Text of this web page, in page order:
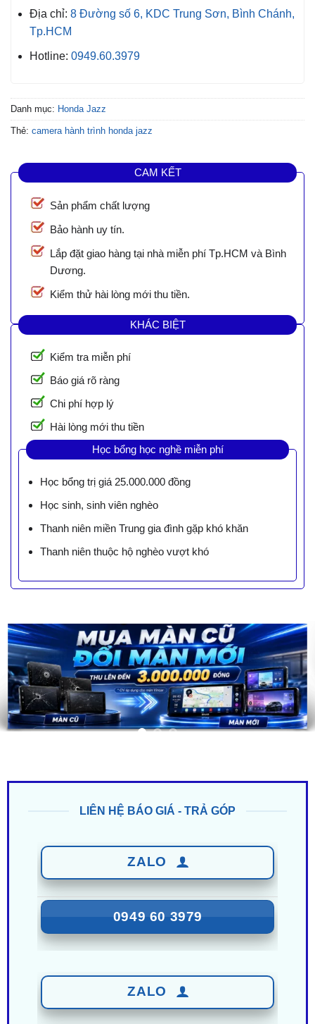
Địa chỉ: 8 Đường số 6, KDC Trung Sơn, Bình Chánh,
Tp.HCM
Hotline: 0949.60.3979
Danh mục: Honda Jazz
Thẻ: camera hành trình honda jazz
CAM KẾT
Sản phẩm chất lượng
Bảo hành uy tín.
Lắp đặt giao hàng tại nhà miễn phí Tp.HCM và Bình
Dương.
Kiểm thử hài lòng mới thu tiền.
KHÁC BIỆT
Kiểm tra miễn phí
Báo giá rõ ràng
Chi phí hợp lý
Hài lòng mới thu tiền
Học bổng học nghề miễn phí
Học bổng trị giá 25.000.000 đồng
Học sinh, sinh viên nghèo
Thanh niên miền Trung gia đình gặp khó khăn
Thanh niên thuộc hộ nghèo vượt khó
0949 60 3979
0987 801 029